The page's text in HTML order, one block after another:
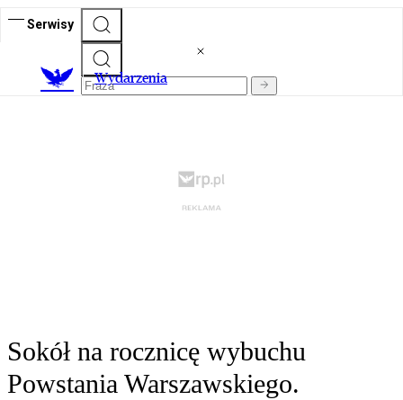
Serwisy
Wydarzenia
Sokół na rocznicę wybuchu
Powstania Warszawskiego.